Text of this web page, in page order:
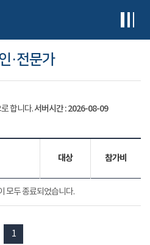
·전문가
합니다.서버시간 :2026-08-09
대상 참가비
모두 종료되었습니다.
1